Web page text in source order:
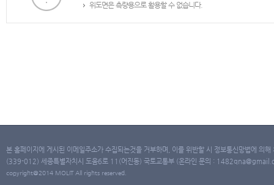
위도면은 측량용으로 활용할 수 없습니다.
본 홈페이지에 게시된 이메일주소가 수집되는것을 거부하며, 이를 위반할 시 정보통신망법에 의
(339-012) 세종특별자치시 도움6로 11(어진동) 국토교통부 (온라인 문의 :
copyright@2014 MOLIT All rights reserved.